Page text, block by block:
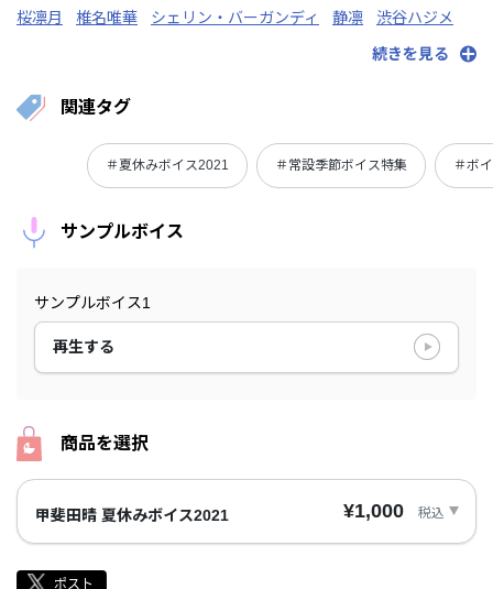
桜凛月
椎名唯華 シェリン・バーガンディ 静凛
渋谷ハジメ
シスター・クレア
続きを見る
関連タグ
＃夏休みボイス2021 ＃常設季節ボイス特集 ＃ボ
サンプルボイス
サンプルボイス1
再生する
商品を選択
甲斐田晴 夏休みボイス2021 ¥1,000 税込